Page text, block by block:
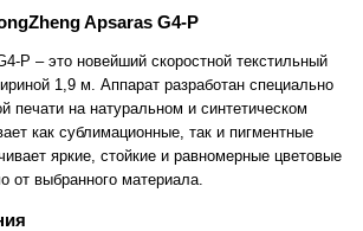
Apsaras G4-P
P – это новейший скоростной текстильный
1,9 м. Аппарат разработан специально
печати на натуральном и синтетическом
как сублимационные, так и пигментные
яркие, стойкие и равномерные цветовые
от выбранного материала.